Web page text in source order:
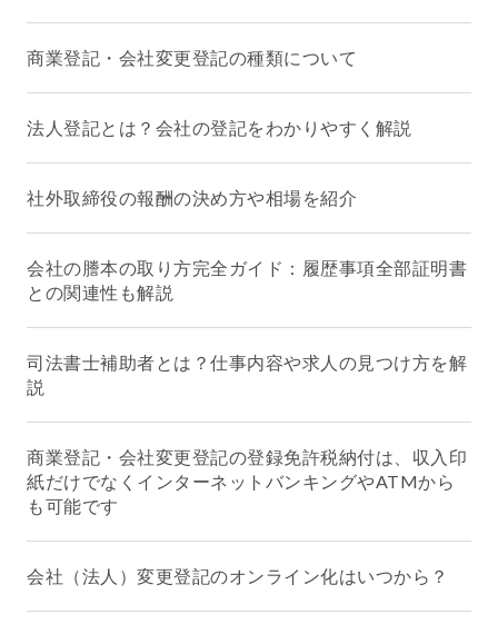
商業登記・会社変更登記の種類について
法人登記とは？会社の登記をわかりやすく解説
社外取締役の報酬の決め方や相場を紹介
会社の謄本の取り方完全ガイド：履歴事項全部証明書
との関連性も解説
司法書士補助者とは？仕事内容や求人の見つけ方を解
説
商業登記・会社変更登記の登録免許税納付は、収入印
紙だけでなくインターネットバンキングやATMから
も可能です
会社（法人）変更登記のオンライン化はいつから？